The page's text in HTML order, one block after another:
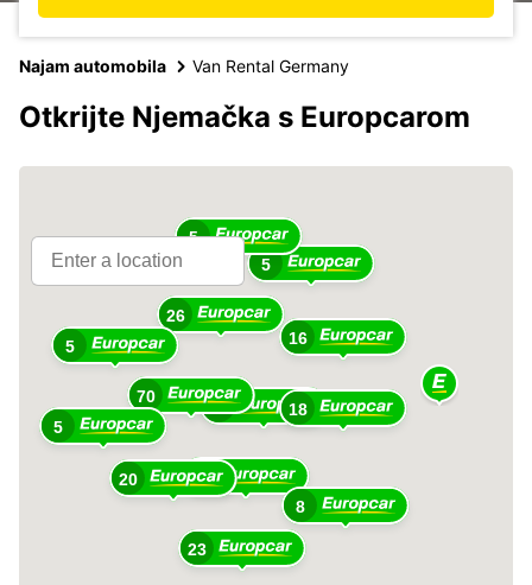
Najam automobila Van Rental Germany
Otkrijte Njemačka s Europcarom
69
70
18
79
26
16
20
5
8
5
5
23
5